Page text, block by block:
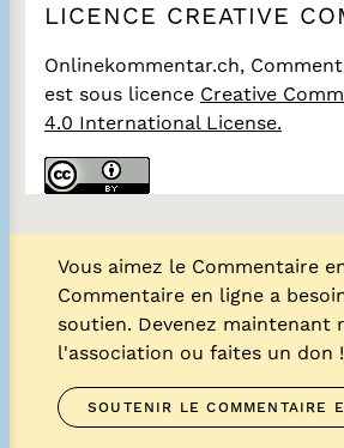
LICENCE CREATIVE
Onlinekommentar.ch,
est sous licence Creative
4.0 International License.
Vous aimez le Commentaire
Commentaire en ligne a
soutien. Devenez maintenant
l'association ou faites un don !
SOUTENIR LE COMMENTAIRE